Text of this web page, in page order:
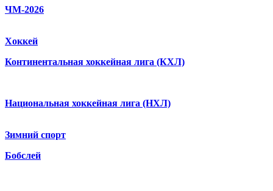
ЧМ-2026
Хоккей
Континентальная хоккейная лига (КХЛ)
Национальная хоккейная лига (НХЛ)
Зимний спорт
Бобслей